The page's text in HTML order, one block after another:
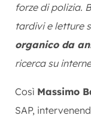
forze di polizia.
tardivi e letture
organico da
ricerca su
Così Massimo
SAP,